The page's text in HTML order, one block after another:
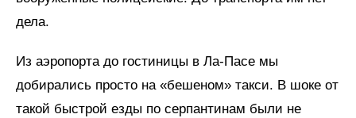
дела.
Из аэропорта до гостиницы в Ла-Пасе мы
добирались просто на «бешеном» такси. В шоке от
такой быстрой езды по серпантинам были не